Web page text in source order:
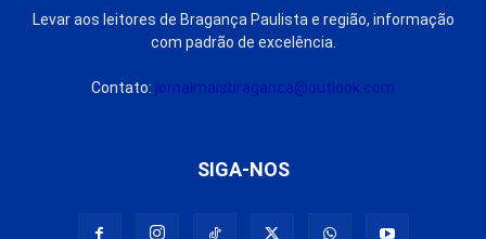
Levar aos leitores de Bragança Paulista e região, informação
com padrão de excelência.
Contato: jornalmaisbraganca@outlook.com
SIGA-NOS